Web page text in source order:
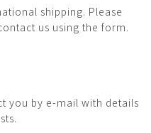
shipping. Please
us using the form.
you by e-mail with details